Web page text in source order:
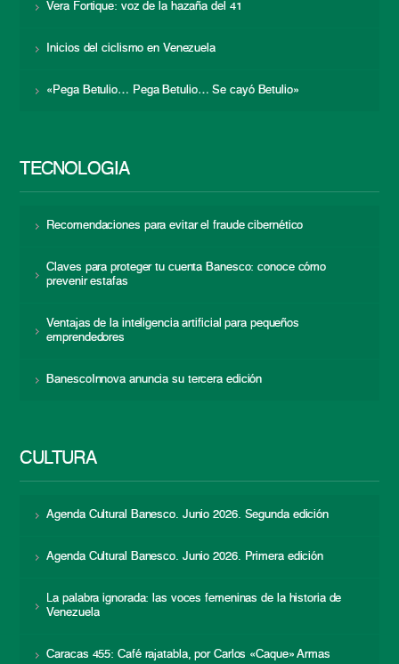
Vera Fortique: voz de la hazaña del 41
Inicios del ciclismo en Venezuela
«Pega Betulio… Pega Betulio… Se cayó Betulio»
TECNOLOGÍA
Recomendaciones para evitar el fraude cibernético
Claves para proteger tu cuenta Banesco: conoce cómo
prevenir estafas
Ventajas de la inteligencia artificial para pequeños
emprendedores
BanescoInnova anuncia su tercera edición
CULTURA
Agenda Cultural Banesco. Junio 2026. Segunda edición
Agenda Cultural Banesco. Junio 2026. Primera edición
La palabra ignorada: las voces femeninas de la historia de
Venezuela
Caracas 455: Café rajatabla, por Carlos «Caque» Armas